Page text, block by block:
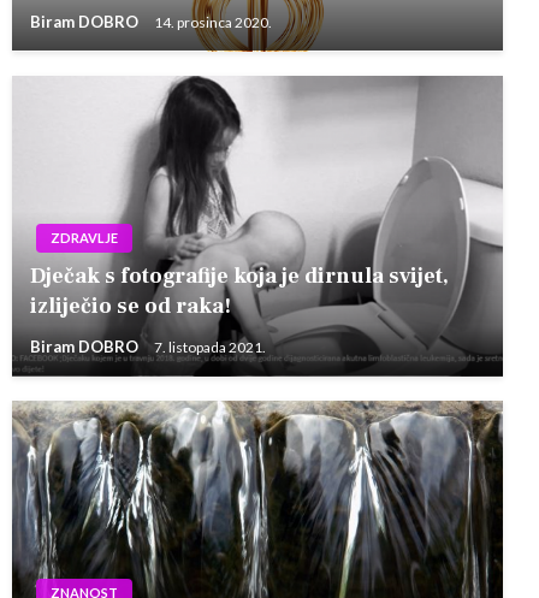
Biram DOBRO 14. prosinca 2020.
ZDRAVLJE
Dječak s fotografije koja je dirnula svijet,
izliječio se od raka!
Biram DOBRO 7. listopada 2021.
ZNANOST